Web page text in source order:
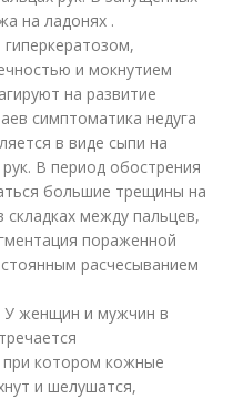
на ладонях .
и мокнутием
на развитие
симптоматика недуга
в виде сыпи на
В период обострения
большие трещины на
между пальцев,
пораженной
расчесыванием
У женщин и мужчин в
при котором кожные
и шелушатся,